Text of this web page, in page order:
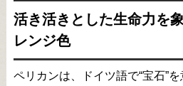
活き活きとした生命力を
レンジ色
ペリカンは、ドイツ語で“宝石”